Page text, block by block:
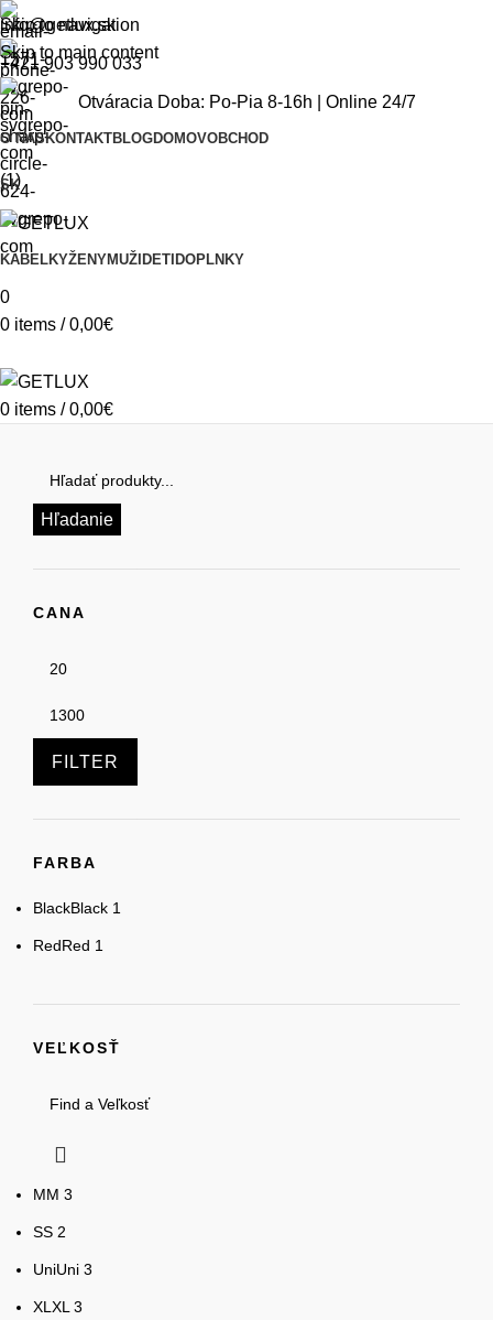
Skip to navigation
Skip to main content
info@getlux.sk
+421 903 990 033
Otváracia Doba: Po-Pia 8-16h | Online 24/7
O NÁSKONTAKTBLOGDOMOVOBCHOD
SK
KABELKYŽENYMUŽI DETI DOPLNKY
0
0 items / 0,00€
0 items / 0,00€
Hľadanie
CANA
FILTER
FARBA
BlackBlack 1
RedRed 1
VEĽKOSŤ
MM 3
SS 2
UniUni 3
XL XL 3